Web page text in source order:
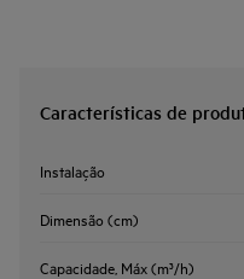
Características de
Instalação
Dimensão (cm)
Capacidade, Máx (m³/h)